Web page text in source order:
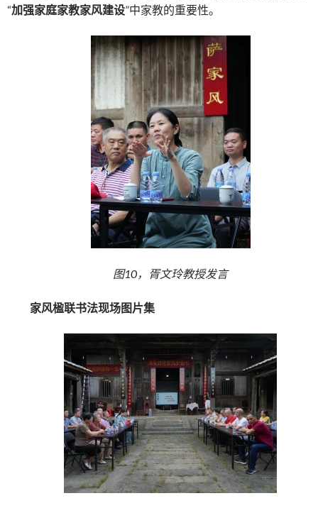
“加强家庭家教家风建设”中家教的重要性。
图10，胥文玲教授发言
家风楹联书法现场图片集